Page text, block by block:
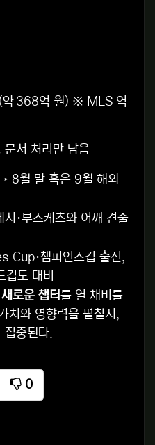
368억 원) ※ MLS 역
문서 처리만 남음
8월 말 혹은 9월 해외
·부스케츠와 어깨 견줄
Cup·챔피언스컵 출전,
도 대비
로운 챕터를 열 채비를
치와 영향력을 펼칠지,
집중된다.
0
비추천